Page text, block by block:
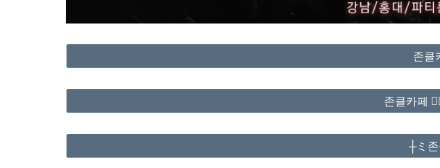
존클
존클카페
┼ミ존